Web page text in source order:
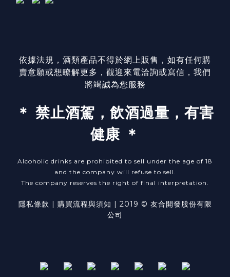
依據法規，酒類產品不得於網上販售，如有任何購
賣意願或想瞭解更多，觀迎來電洽詢或寫信，我們
將竭誠為您服務
＊ 禁止酒駕，飲酒過量，有害
健康 ＊
Alcoholic drinks are prohibited to sell under the age of 18
and the company will refuse to sell.
The company reserves the right of final interpretation.
隱私條款 | ​ 購買流程與須知 | 2019 © 友合開發股份有限
公司